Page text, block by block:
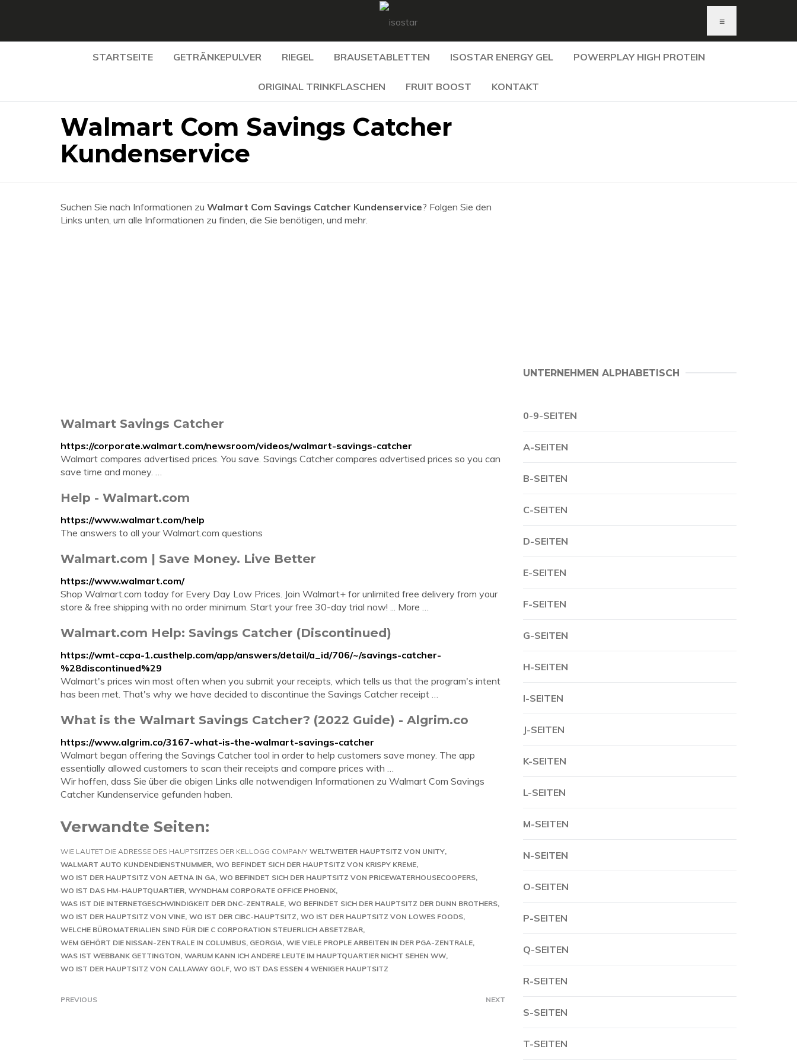
≡
STARTSEITE GETRÄNKEPULVER RIEGEL BRAUSETABLETTEN ISOSTAR ENERGY GEL POWERPLAY HIGH PROTEIN
ORIGINAL TRINKFLASCHEN FRUIT BOOST KONTAKT
Walmart Com Savings Catcher
Kundenservice
Suchen Sie nach Informationen zu Walmart Com Savings Catcher Kundenservice? Folgen Sie den
Links unten, um alle Informationen zu finden, die Sie benötigen, und mehr.
Walmart Savings Catcher
https://corporate.walmart.com/newsroom/videos/walmart-savings-catcher
Walmart compares advertised prices. You save. Savings Catcher compares advertised prices so you can
save time and money. …
Help - Walmart.com
https://www.walmart.com/help
The answers to all your Walmart.com questions
Walmart.com | Save Money. Live Better
https://www.walmart.com/
Shop Walmart.com today for Every Day Low Prices. Join Walmart+ for unlimited free delivery from your
store & free shipping with no order minimum. Start your free 30-day trial now! ... More …
Walmart.com Help: Savings Catcher (Discontinued)
https://wmt-ccpa-1.custhelp.com/app/answers/detail/a_id/706/~/savings-catcher-
%28discontinued%29
Walmart's prices win most often when you submit your receipts, which tells us that the program's intent
has been met. That's why we have decided to discontinue the Savings Catcher receipt …
What is the Walmart Savings Catcher? (2022 Guide) - Algrim.co
https://www.algrim.co/3167-what-is-the-walmart-savings-catcher
Walmart began offering the Savings Catcher tool in order to help customers save money. The app
essentially allowed customers to scan their receipts and compare prices with …
Wir hoffen, dass Sie über die obigen Links alle notwendigen Informationen zu Walmart Com Savings
Catcher Kundenservice gefunden haben.
Verwandte Seiten:
WIE LAUTET DIE ADRESSE DES HAUPTSITZES DER KELLOGG COMPANY WELTWEITER HAUPTSITZ VON UNITY
WALMART AUTO KUNDENDIENSTNUMMER WO BEFINDET SICH DER HAUPTSITZ VON KRISPY KREME
WO IST DER HAUPTSITZ VON AETNA IN GA WO BEFINDET SICH DER HAUPTSITZ VON PRICEWATERHOUSECOOPERS
WO IST DAS HM-HAUPTQUARTIER WYNDHAM CORPORATE OFFICE PHOENIX
WAS IST DIE INTERNETGESCHWINDIGKEIT DER DNC-ZENTRALE WO BEFINDET SICH DER HAUPTSITZ DER DUNN BROTHERS
WO IST DER HAUPTSITZ VON VINE WO IST DER CIBC-HAUPTSITZ WO IST DER HAUPTSITZ VON LOWES FOODS
WELCHE BÜROMATERIALIEN SIND FÜR DIE C CORPORATION STEUERLICH ABSETZBAR
WEM GEHÖRT DIE NISSAN-ZENTRALE IN COLUMBUS, GEORGIA WIE VIELE PROPLE ARBEITEN IN DER PGA-ZENTRALE
WAS IST WEBBANK GETTINGTON WARUM KANN ICH ANDERE LEUTE IM HAUPTQUARTIER NICHT SEHEN WW
WO IST DER HAUPTSITZ VON CALLAWAY GOLF WO IST DAS ESSEN 4 WENIGER HAUPTSITZ
PREVIOUS NEXT
UNTERNEHMEN ALPHABETISCH
0-9-SEITEN
A-SEITEN
B-SEITEN
C-SEITEN
D-SEITEN
E-SEITEN
F-SEITEN
G-SEITEN
H-SEITEN
I-SEITEN
J-SEITEN
K-SEITEN
L-SEITEN
M-SEITEN
N-SEITEN
O-SEITEN
P-SEITEN
Q-SEITEN
R-SEITEN
S-SEITEN
T-SEITEN